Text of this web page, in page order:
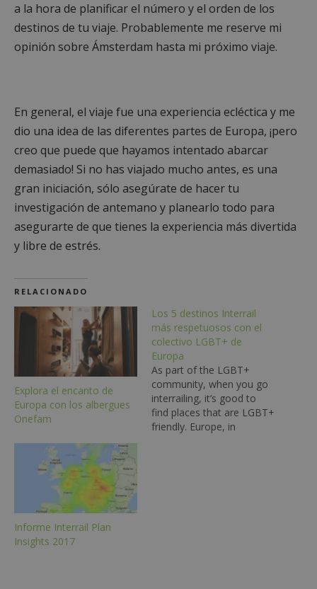
a la hora de planificar el número y el orden de los
destinos de tu viaje. Probablemente me reserve mi
opinión sobre Ámsterdam hasta mi próximo viaje.
En general, el viaje fue una experiencia ecléctica y me
dio una idea de las diferentes partes de Europa, ¡pero
creo que puede que hayamos intentado abarcar
demasiado! Si no has viajado mucho antes, es una
gran iniciación, sólo asegúrate de hacer tu
investigación de antemano y planearlo todo para
asegurarte de que tienes la experiencia más divertida
y libre de estrés.
RELACIONADO
Explora el encanto de
Europa con los albergues
Onefam
Los 5 destinos Interrail
más respetuosos con el
colectivo LGBT+ de
Europa
As part of the LGBT+
community, when you go
interrailing, it’s good to
find places that are LGBT+
friendly. Europe, in
Informe Interrail Plan
Insights 2017